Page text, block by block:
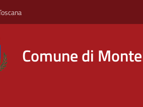
Comune di